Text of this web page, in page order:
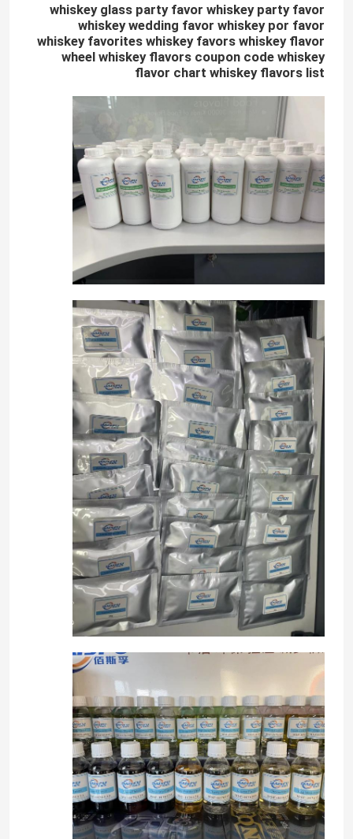
المنزل
المنتجات
فيديوهات
برنامج VR
حولنا
مراقبة الجودة
اتصل بنا
أخبار
نكهات الجوهر الغذائي
نكهة ورائحة
نكهة اصطناعية
وكيل التبريد
الزيوت النباتية الطبيعية
مستخلص نباتي نقي
عامل الحلويات
نكهة المونومير
whiskey glass party favor whiskey party favor
whiskey wedding favor whiskey por favor
whiskey favorites whiskey favors whiskey flavor
wheel whiskey flavors coupon code whiskey
flavor chart whiskey flavors list